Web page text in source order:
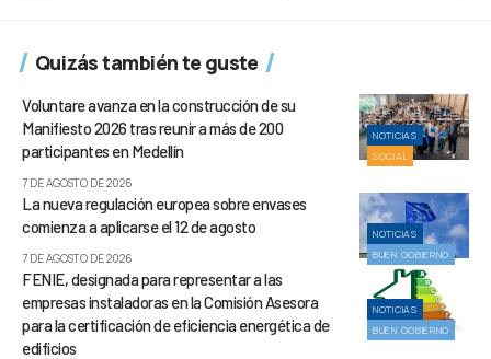
Quizás también te guste
NOTICIAS
SOCIAL
Voluntare avanza en la construcción de su
Manifiesto 2026 tras reunir a más de 200
participantes en Medellín
7 DE AGOSTO DE 2026
NOTICIAS
BUEN GOBIERNO
La nueva regulación europea sobre envases
comienza a aplicarse el 12 de agosto
7 DE AGOSTO DE 2026
NOTICIAS
BUEN GOBIERNO
FENIE, designada para representar a las
empresas instaladoras en la Comisión Asesora
para la certificación de eficiencia energética de
edificios